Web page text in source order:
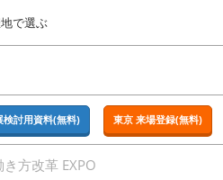
で選ぶ
月16日
ー
バ
ル
ナ
ビ
検討用資料(無料) 東京 来場登録(無料)
き方改革 EXPO